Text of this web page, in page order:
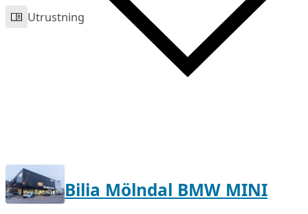
Utrustning
Bilia Mölndal BMW MINI